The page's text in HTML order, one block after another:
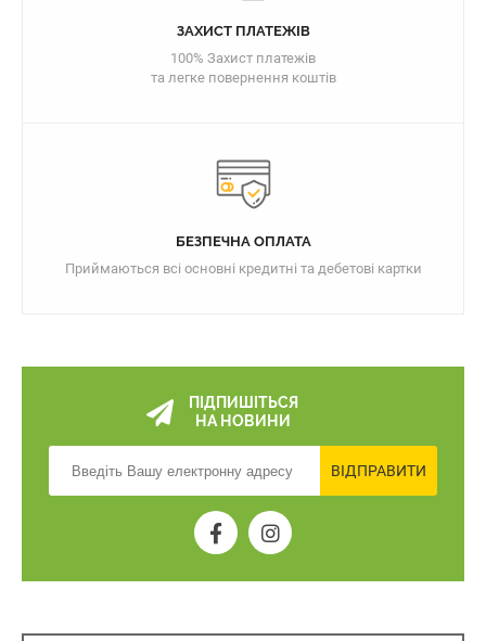
ЗАХИСТ ПЛАТЕЖІВ
100% Захист платежів
та легке повернення коштів
БЕЗПЕЧНА ОПЛАТА
Приймаються всі основні кредитні та дебетові картки
ПІДПИШІТЬСЯ
НА НОВИНИ
ВІДПРАВИТИ